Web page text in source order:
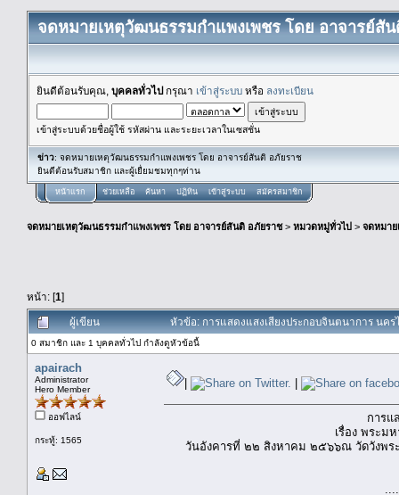
จดหมายเหตุวัฒนธรรมกำแพงเพชร โดย อาจารย์สั
ยินดีต้อนรับคุณ, บุคคลทั่วไปกรุณา เข้าสู่ระบบ หรือ ลงทะเบียน
เข้าสู่ระบบด้วยชื่อผู้ใช้ รหัสผ่าน และระยะเวลาในเซสชั่น
ข่าว: จดหมายเหตุวัฒนธรรมกำแพงเพชร โดย อาจารย์สันติ อภัยราช
ยินดีต้อนรับสมาชิก และผู้เยื่ยมชมทุกๆท่าน
หน้าแรก ช่วยเหลือ ค้นหา ปฏิทิน เข้าสู่ระบบ สมัครสมาชิก
จดหมายเหตุวัฒนธรรมกำแพงเพชร โดย อาจารย์สันติ อภัยราช> หมวดหมู่ทั่วไป > จดหมา
หน้า: [1]
ผู้เขียน หัวข้อ: การแสดงแสงเสียงประกอบจินตนาการ นค
0 สมาชิก และ 1 บุคคลทั่วไป กำลังดูหัวข้อนี้
apairach
Administrator
Hero Member
ออฟไลน์
กระทู้: 1565
| |
การแสดงแสงเสียงปร
เรื่อง พระมหาบารมี วีรกษั
วันอังคารที่ ๒๒ สิงหาคม ๒๕๖๖ณ วัดวังพระ